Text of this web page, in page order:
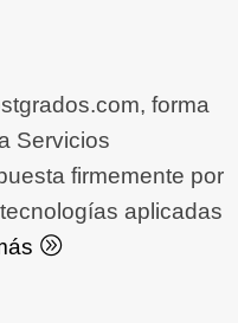
forma
Servicios
firmemente por
aplicadas